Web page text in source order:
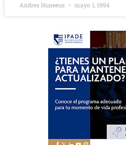
Andres Huneeus mayo 1, 1994